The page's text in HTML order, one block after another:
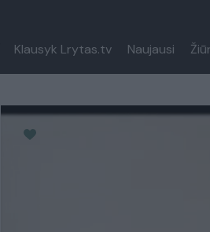
Klausyk Lrytas.tv Naujausi